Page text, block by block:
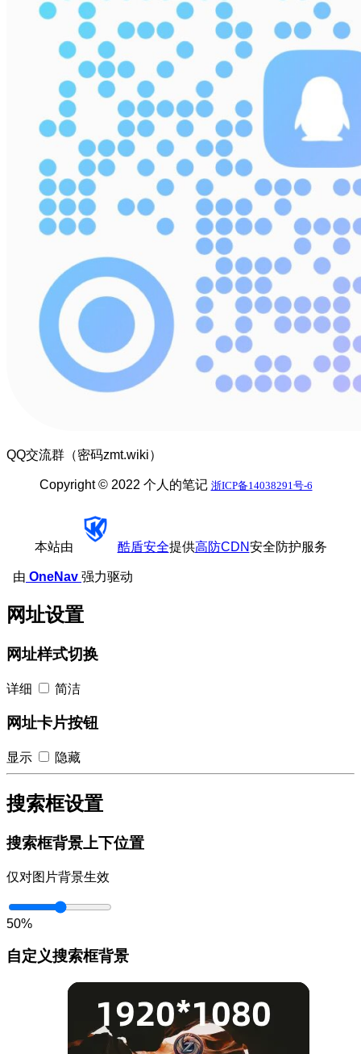
QQ交流群（密码zmt.wiki）
Copyright © 2022 个人的笔记 浙ICP备14038291号-6
本站由 酷盾安全提供高防CDN安全防护服务
由 OneNav 强力驱动
网址设置
网址样式切换
详细 简洁
网址卡片按钮
显示 隐藏
搜索框设置
搜索框背景上下位置
仅对图片背景生效
50%
自定义搜索框背景